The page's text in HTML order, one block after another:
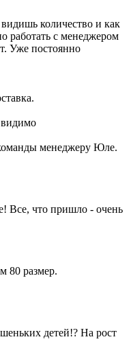
количество и как
работать с менеджером
Уже постоянно
менеджеру Юле.
Все, что пришло - очень
80 размер.
детей!? На рост